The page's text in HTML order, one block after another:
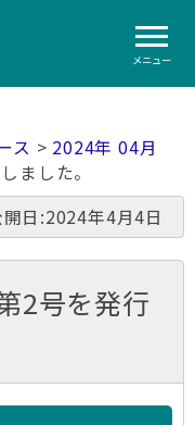
メニュー
ス > 2024年 04月
ました。
日:2024年4月4日
2号を発行